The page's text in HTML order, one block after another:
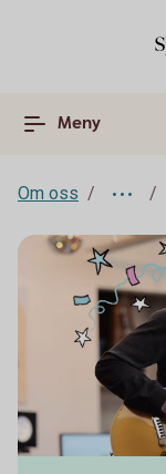
Meny
Om oss